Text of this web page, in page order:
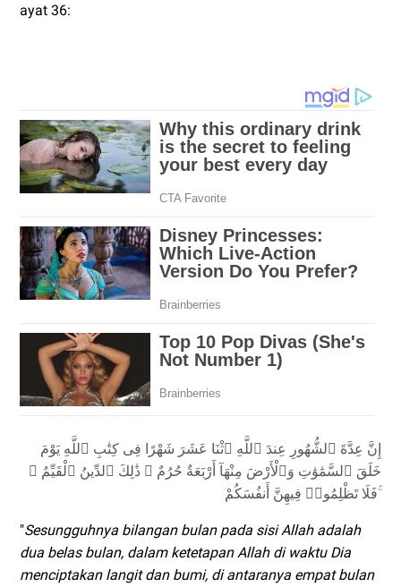
ayat 36:
إِنَّ عِدَّةَ ٱلشُّهُورِ عِندَ ٱللَّهِ ٱثْنَا عَشَرَ شَهْرًا فِى كِتَٰبِ ٱللَّهِ يَوْمَ
خَلَقَ ٱلسَّمَٰوَٰتِ وَٱلْأَرْضَ مِنْهَآ أَرْبَعَةٌ حُرُمٌ ۚ ذَٰلِكَ ٱلدِّينُ ٱلْقَيِّمُ ۚ
فَلَا تَظْلِمُوا۟ فِيهِنَّ أَنفُسَكُمْ ۚ
"Sesungguhnya bilangan bulan pada sisi Allah adalah
dua belas bulan, dalam ketetapan Allah di waktu Dia
menciptakan langit dan bumi, di antaranya empat bulan